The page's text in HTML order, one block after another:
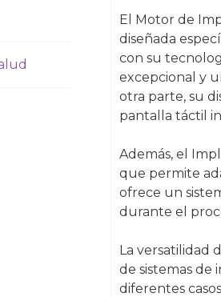
El Motor de
diseñada
con su
excepcional y
otra parte, su
pantalla táctil
Además, el
que permite
ofrece un
durante el
La versatilidad
de sistemas de
diferentes